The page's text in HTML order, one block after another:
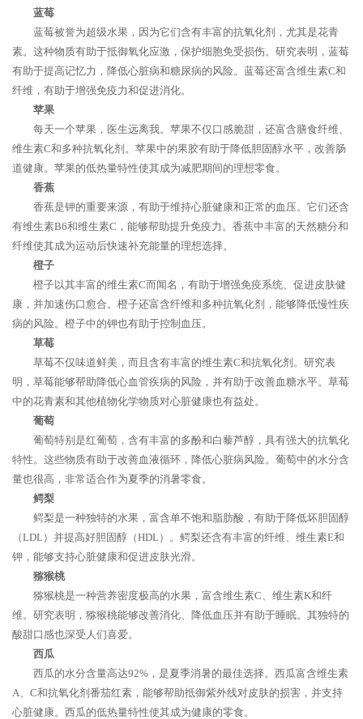
蓝莓
蓝莓被誉为超级水果，因为它们含有丰富的抗氧化剂，尤其是花青
素。这种物质有助于抵御氧化应激，保护细胞免受损伤。研究表明，蓝莓
有助于提高记忆力，降低心脏病和糖尿病的风险。蓝莓还富含维生素C和
纤维，有助于增强免疫力和促进消化。
苹果
每天一个苹果，医生远离我。苹果不仅口感脆甜，还富含膳食纤维、
维生素C和多种抗氧化剂。苹果中的果胶有助于降低胆固醇水平，改善肠
道健康。苹果的低热量特性使其成为减肥期间的理想零食。
香蕉
香蕉是钾的重要来源，有助于维持心脏健康和正常的血压。它们还含
有维生素B6和维生素C，能够帮助提升免疫力。香蕉中丰富的天然糖分和
纤维使其成为运动后快速补充能量的理想选择。
橙子
橙子以其丰富的维生素C而闻名，有助于增强免疫系统、促进皮肤健
康，并加速伤口愈合。橙子还富含纤维和多种抗氧化剂，能够降低慢性疾
病的风险。橙子中的钾也有助于控制血压。
草莓
草莓不仅味道鲜美，而且含有丰富的维生素C和抗氧化剂。研究表
明，草莓能够帮助降低心血管疾病的风险，并有助于改善血糖水平。草莓
中的花青素和其他植物化学物质对心脏健康也有益处。
葡萄
葡萄特别是红葡萄，含有丰富的多酚和白藜芦醇，具有强大的抗氧化
特性。这些物质有助于改善血液循环，降低心脏病风险。葡萄中的水分含
量也很高，非常适合作为夏季的消暑零食。
鳄梨
鳄梨是一种独特的水果，富含单不饱和脂肪酸，有助于降低坏胆固醇
（LDL）并提高好胆固醇（HDL）。鳄梨还含有丰富的纤维、维生素E和
钾，能够支持心脏健康和促进皮肤光滑。
猕猴桃
猕猴桃是一种营养密度极高的水果，富含维生素C、维生素K和纤
维。研究表明，猕猴桃能够改善消化、降低血压并有助于睡眠。其独特的
酸甜口感也深受人们喜爱。
西瓜
西瓜的水分含量高达92%，是夏季消暑的最佳选择。西瓜富含维生素
A、C和抗氧化剂番茄红素，能够帮助抵御紫外线对皮肤的损害，并支持
心脏健康。西瓜的低热量特性使其成为健康的零食。